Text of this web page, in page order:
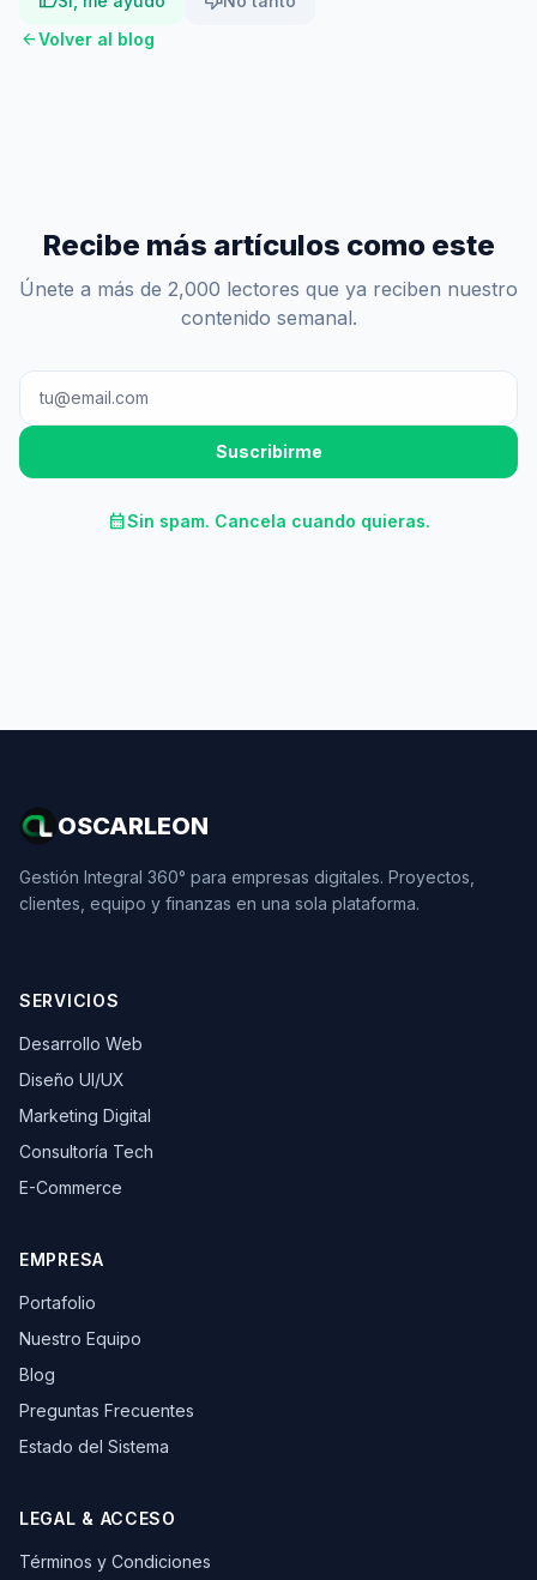
arrow_backVolver al blog
Recibe más artículos como este
Únete a más de 2,000 lectores que ya reciben nuestro
contenido semanal.
Suscribirme
calendar_monthSin spam. Cancela cuando quieras.
OSCARLEON
Gestión Integral 360° para empresas digitales. Proyectos,
clientes, equipo y finanzas en una sola plataforma.
SERVICIOS
Desarrollo Web
Diseño UI/UX
Marketing Digital
Consultoría Tech
E-Commerce
EMPRESA
Portafolio
Nuestro Equipo
Blog
Preguntas Frecuentes
Estado del Sistema
LEGAL & ACCESO
Términos y Condiciones